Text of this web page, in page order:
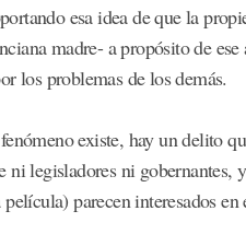
esa idea de que la
madre- a propósito de
los problemas de los demás.
existe, hay un delito
ni legisladores ni gobernantes,
parecen interesados